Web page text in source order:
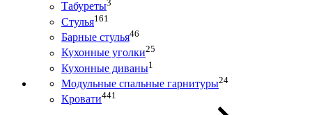
Табуреты3
Стулья161
Барные стулья46
Кухонные уголки25
Кухонные диваны1
Модульные спальные гарнитуры24
Кровати441